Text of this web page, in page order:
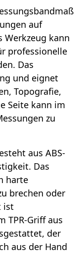
auf
Werkzeug kann
professionelle
Das
und eignet
Topografie,
Seite kann im
zu
aus ABS-
Das
harte
brechen oder
ist
TPR-Griff aus
der
aus der Hand